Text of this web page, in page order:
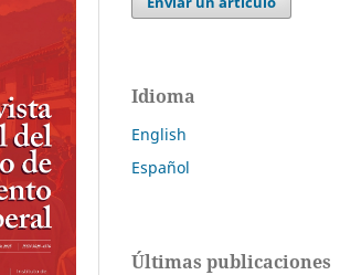
Idioma
English
Español
Últimas publicaciones